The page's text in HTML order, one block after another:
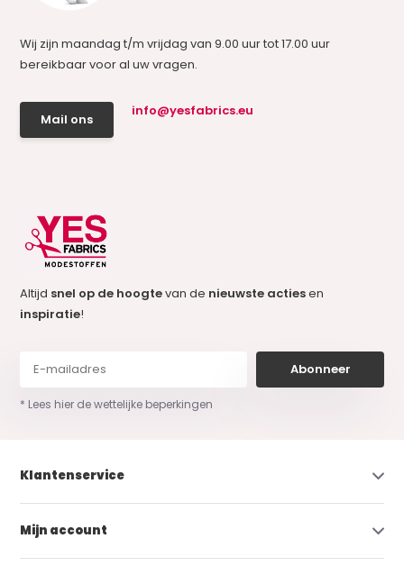
Wij zijn maandag t/m vrijdag van 9.00 uur tot 17.00 uur
bereikbaar voor al uw vragen.
Mail ons
info@yesfabrics.eu
Altijd snel op de hoogtevan de nieuwste actiesen
inspiratie!
Abonneer
* Lees hier de wettelijke beperkingen
Klantenservice
Mijn account